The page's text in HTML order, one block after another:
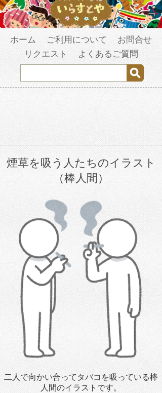
ホーム ご利用について
お問合せ
リクエスト
よくあるご質問
煙草を吸う人たちのイラスト
（棒人間）
二人で向かい合ってタバコを吸っている棒
人間のイラストです。